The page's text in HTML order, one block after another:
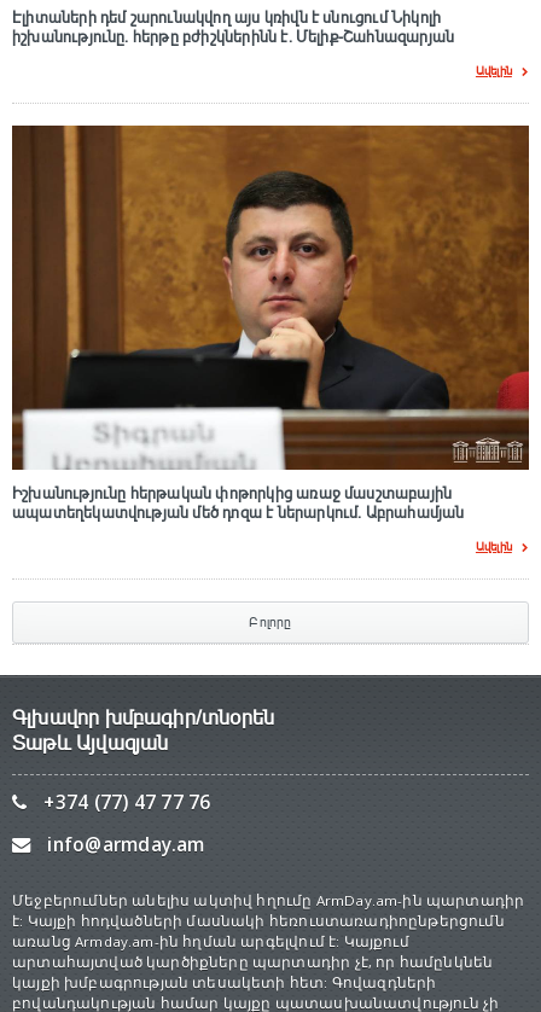
Էլիտաների դեմ շարունակվող այս կռիվն է սնուցում Նիկոլի
իշխանությունը. հերթը բժիշկներինն է. Մելիք-Շահնազարյան
Ավելին
Իշխանությունը հերթական փոթորկից առաջ մասշտաբային
ապատեղեկատվության մեծ դnզա է ներարկում․ Աբրահամյան
Ավելին
Բոլորը
Գլխավոր խմբագիր/տնօրեն
Տաթև Այվազյան
+374 (77) 47 77 76
info@armday.am
Մեջբերումներ անելիս ակտիվ հղումը ArmDay.am-ին պարտադիր
է: Կայքի հոդվածների մասնակի հեռուստառադիոընթերցումն
առանց Armday.am-ին հղման արգելվում է: Կայքում
արտահայտված կարծիքները պարտադիր չէ, որ համընկնեն
կայքի խմբագրության տեսակետի հետ: Գովազդների
բովանդակության համար կայքը պատասխանատվություն չի